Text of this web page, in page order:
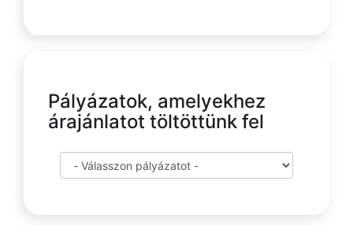
Pályázatok, amelyekhez
árajánlatot töltöttünk fel